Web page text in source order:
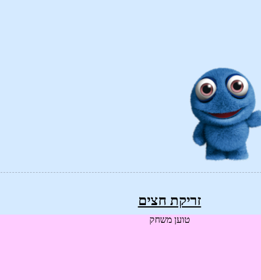
זריקת חצים
טוען משחק